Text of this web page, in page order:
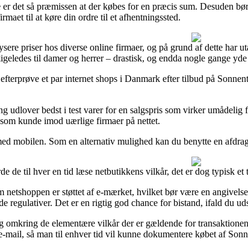
det så præmissen at der købes for en præcis sum. Desuden
til at køre din ordre til et afhentningssted.
priser hos diverse online firmaer, og på grund af dette har
til damer og herrer – drastisk, og endda nogle gange
et par internet shops i Danmark efter tilbud på
udlover bedst i test varer for en salgspris som virker
kunde imod uærlige firmaer på nettet.
mobilen. Som en alternativ mulighed kan du benytte en
de til hver en tid læse netbutikkens vilkår, det er dog typisk et
er støttet af e-mærket, hvilket bør være en
regulativer. Det er en rigtig god chance for bistand, ifald du
de elementære vilkår der er gældende for
så man til enhver tid vil kunne dokumentere købet af